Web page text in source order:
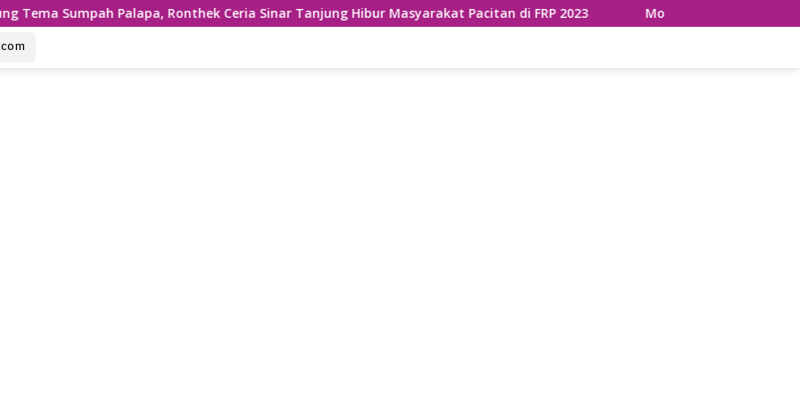
Ronthek Ceria Sinar Tanjung Hibur Masyarakat Pacitan di FRP 2023 Momen Gayeng Jokowi Makan Siang